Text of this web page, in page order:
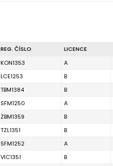
REG. ČÍSLO LICENCE
KON1353 A
LCE1253 B
TBM1384 B
SFM1250 A
ZBM1359 B
TZL1351 B
SFM1252 A
VIC1351 B